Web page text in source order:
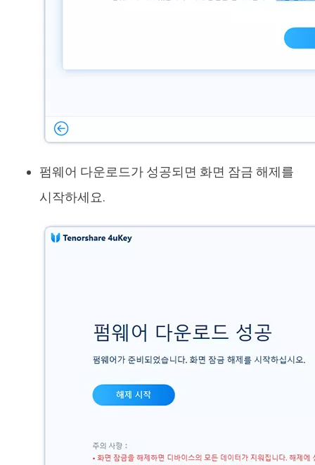
펌웨어 다운로드가 성공되면 화면 잠금 해제를
시작하세요.